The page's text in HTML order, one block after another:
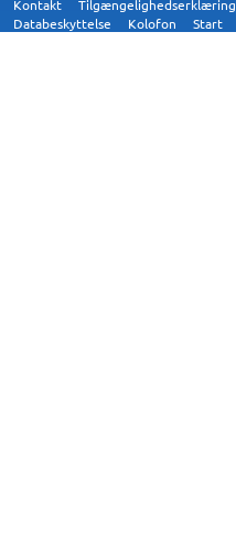
Kontakt Tilgængelighedserklæring
Databeskyttelse
Kolofon Start